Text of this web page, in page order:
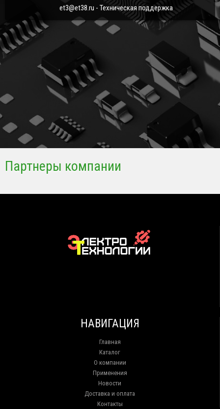
et3@et38.ru - Техническая поддержка
Партнеры компании
НАВИГАЦИЯ
Главная
Каталог
О компании
Применения
Новости
Доставка и оплата
Контакты